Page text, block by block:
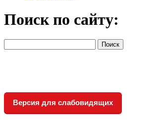
Поиск по сайту:
Версия для слабовидящих